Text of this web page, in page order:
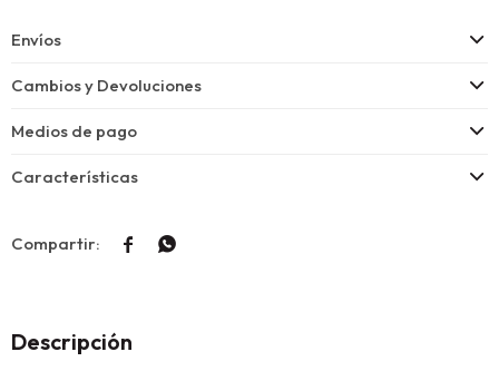
Envíos
Cambios y Devoluciones
Medios de pago
Características
 
Descripción